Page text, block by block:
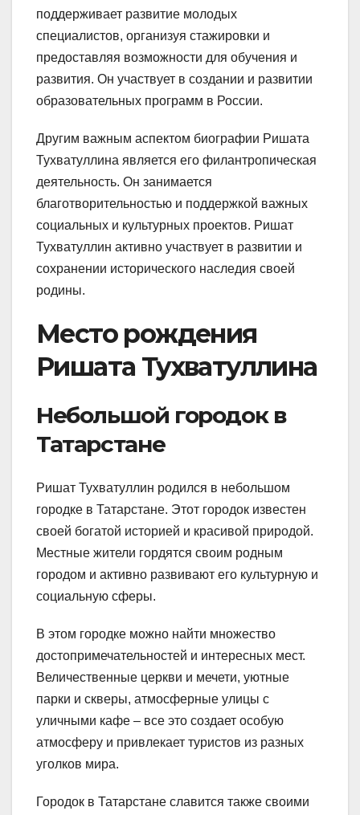
поддерживает развитие молодых
специалистов, организуя стажировки и
предоставляя возможности для обучения и
развития. Он участвует в создании и развитии
образовательных программ в России.
Другим важным аспектом биографии Ришата
Тухватуллина является его филантропическая
деятельность. Он занимается
благотворительностью и поддержкой важных
социальных и культурных проектов. Ришат
Тухватуллин активно участвует в развитии и
сохранении исторического наследия своей
родины.
Место рождения
Ришата Тухватуллина
Небольшой городок в
Татарстане
Ришат Тухватуллин родился в небольшом
городке в Татарстане. Этот городок известен
своей богатой историей и красивой природой.
Местные жители гордятся своим родным
городом и активно развивают его культурную и
социальную сферы.
В этом городке можно найти множество
достопримечательностей и интересных мест.
Величественные церкви и мечети, уютные
парки и скверы, атмосферные улицы с
уличными кафе – все это создает особую
атмосферу и привлекает туристов из разных
уголков мира.
Городок в Татарстане славится также своими